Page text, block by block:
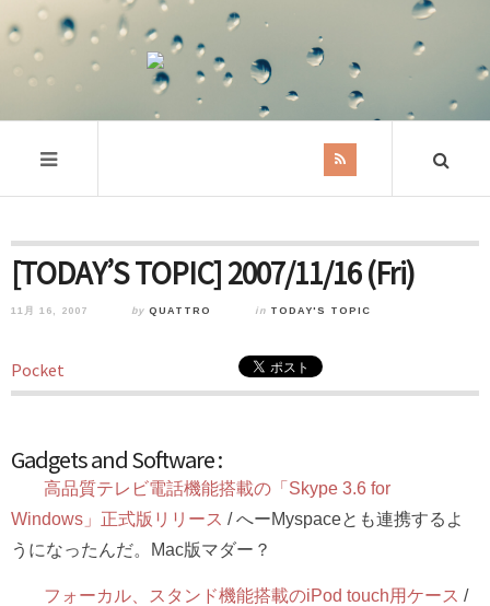
[TODAY’S TOPIC] 2007/11/16 (Fri)
11月 16, 2007 by QUATTRO in TODAY'S TOPIC
Pocket
Gadgets and Software :
高品質テレビ電話機能搭載の「Skype 3.6 for
Windows」正式版リリース / へーMyspaceとも連携するよ
うになったんだ。Mac版マダー？
フォーカル、スタンド機能搭載のiPod touch用ケース /